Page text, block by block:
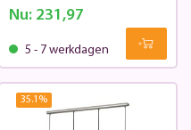
Nu: 231,97
5 - 7 werkdagen
35.1 %